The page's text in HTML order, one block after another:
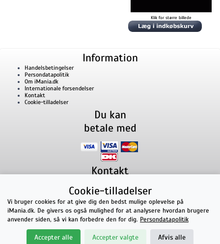
Klik for større billede
Information
Handelsbetingelser
Persondatapolitik
Om iMania.dk
Internationale forsendelser
Kontakt
Cookie-tilladelser
Du kan
betale med
Kontakt
Lillevorde Kær 29280 Storvorde
CVR nummer: 33182805 | E-mail: kontakt@imania.dk
Telefon:+45 23618990
Topkarakter hos kunderne!
på Facebook
Cookie-tilladelser
Vi bruger cookies for at give dig den bedst mulige oplevelse på
iMania.dk. De givers os også mulighed for at analysere hvordan brugere
anvender siden, så vi kan forbedre den for dig. Persondatapolitik
Accepter alle Accepter valgte Afvis alle